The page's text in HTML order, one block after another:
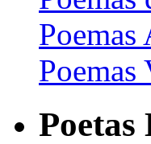
Poemas
Poemas
Poetas